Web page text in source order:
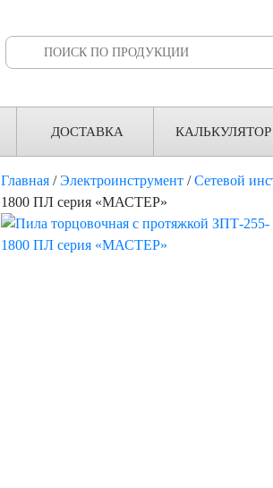
Search
for:
ДОСТАВКА КАЛЬКУЛЯТОР
Главная/Электроинструмент/Сетевой
1800 ПЛ серия «МАСТЕР»